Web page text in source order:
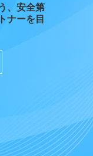
、安全第
ナーを目